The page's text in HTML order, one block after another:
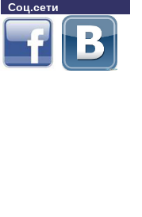
Соц.сети